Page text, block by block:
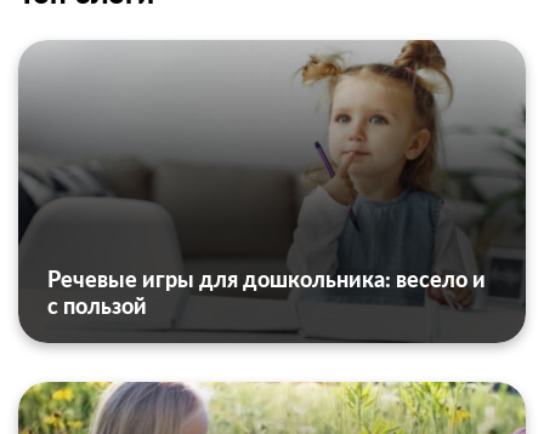
Речевые игры для дошкольника: весело и
с пользой